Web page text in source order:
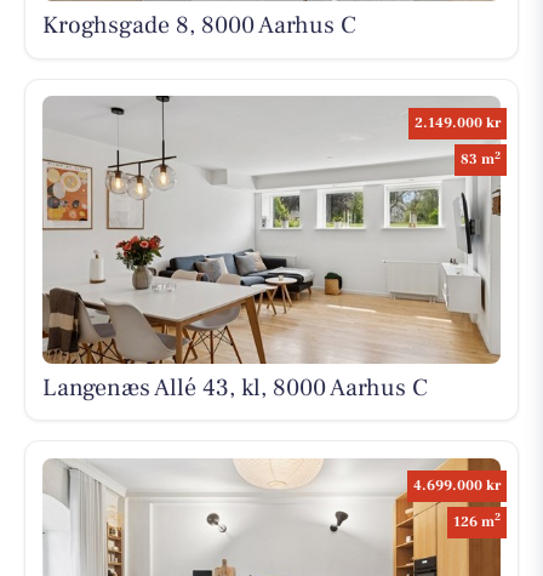
Kroghsgade 8, 8000 Aarhus C
2.149.000 kr
83 m2
Langenæs Allé 43, kl, 8000 Aarhus C
4.699.000 kr
126 m2